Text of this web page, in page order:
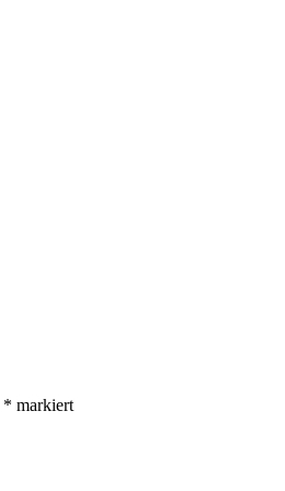
* markiert